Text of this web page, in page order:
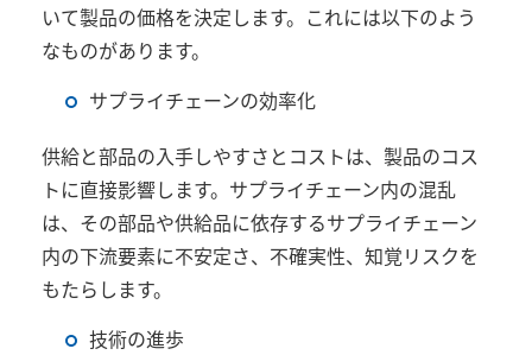
いて製品の価格を決定します。これには以下のよう
なものがあります。
サプライチェーンの効率化
供給と部品の入手しやすさとコストは、製品のコス
トに直接影響します。サプライチェーン内の混乱
は、その部品や供給品に依存するサプライチェーン
内の下流要素に不安定さ、不確実性、知覚リスクを
もたらします。
技術の進歩